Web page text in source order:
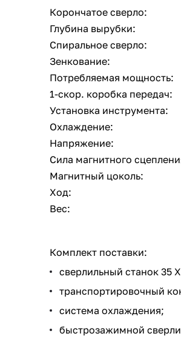
Корончатое сверло:
Глубина вырубки:
Спиральное сверло:
Зенкование:
Потребляемая мощность:
1-скор. коробка передач:
Установка инструмента:
Охлаждение:
Напряжение:
Сила магнитного
Магнитный цоколь:
Ход:
Вес:
Комплект поставки:
сверлильный станок 35
транспортировочный
система охлаждения;
быстрозажимной